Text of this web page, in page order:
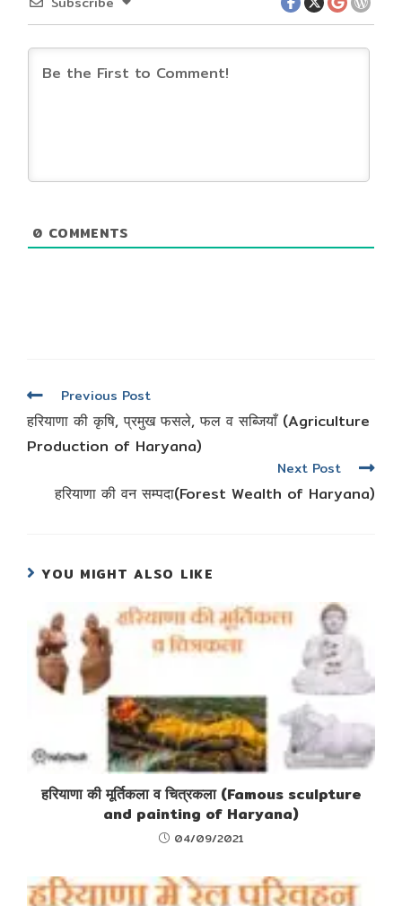
0 COMMENTS
Read
more
articles
Previous Post
हरियाणा की कृषि, प्रमुख फसले, फल व सब्जियाँ (Agriculture
Production of Haryana)
Next Post
हरियाणा की वन सम्पदा(Forest Wealth of Haryana)
YOU MIGHT ALSO LIKE
हरियाणा की मूर्तिकला व चित्रकला (Famous sculpture
and painting of Haryana)
04/09/2021